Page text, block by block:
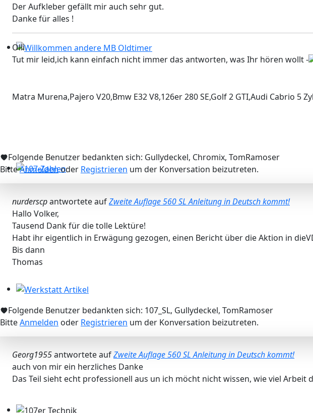
Willkommen andere MB Oldtimer
107-Zahlen
Der Aufkleber gefällt mir auch sehr gut.
Danke für alles !
Olli
Tut mir leid,ich kann einfach nicht immer das antworten, was Ihr hören wollt -
Matra Murena,Pajero V20,Bmw E32 V8,126er 280 SE,Golf 2 GTI,Audi Cabrio 5
Folgende Benutzer bedankten sich: Gullydeckel, Chromix, TomRamoser
BitteAnmeldenoder Registrieren um der Konversation beizutreten.
nurderscpantwortete aufZweite Auflage 560 SL Anleitung in Deutsch kommt!
Hallo Volker,
Tausend Dank für die tolle Lektüre!
Habt ihr eigentlich in Erwägung gezogen, einen Bericht über die Aktion in
Bis dann
Thomas
Folgende Benutzer bedankten sich: 107_SL, Gullydeckel, TomRamoser
BitteAnmelden oder Registrieren um der Konversation beizutreten.
Georg1955antwortete aufZweite Auflage 560 SL Anleitung in Deutsch kommt!
auch von mir ein herzliches Danke
Das Teil sieht echt professionell aus un ich möcht nicht wissen, wie viel Arbeit